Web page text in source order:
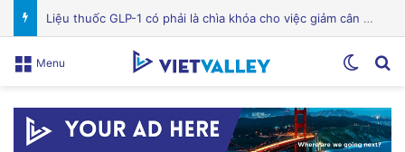
Bệnh viện Silicon Valley: Một trong những cơ sở y tế hàng đầu tại Mỹ
Menu